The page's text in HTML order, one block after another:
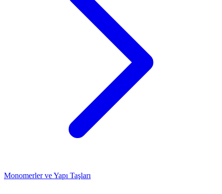
Monomerler ve Yapı Taşları